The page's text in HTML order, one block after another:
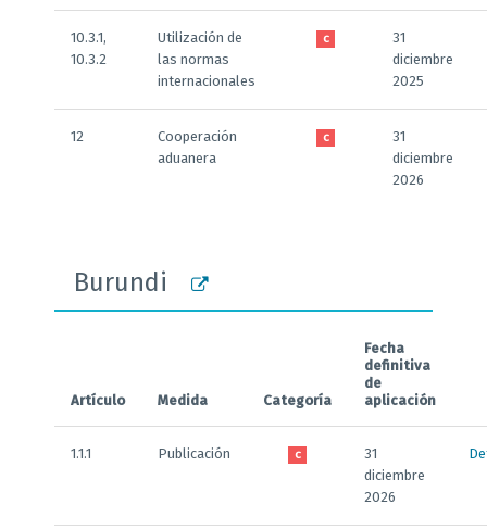
10.3.1,
10.3.2
Utilización de
las normas
internacionales
C
31
diciembre
2025
12
Cooperación
aduanera
C
31
diciembre
2026
Burundi
Artículo Medida Categoría
Fecha
definitiva
de
aplicación
1.1.1 Publicación C
31
diciembre
2026